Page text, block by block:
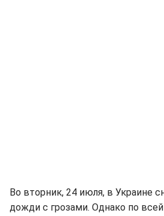
Во вторник, 24 июля, в Украине
дожди с грозами. Однако по